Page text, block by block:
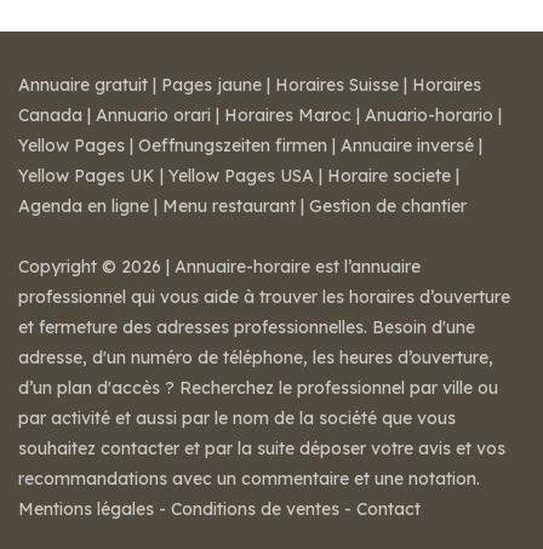
Annuaire gratuit | Pages jaune | Horaires Suisse | Horaires
Canada | Annuario orari | Horaires Maroc | Anuario-horario |
Yellow Pages | Oeffnungszeiten firmen | Annuaire inversé |
Yellow Pages UK | Yellow Pages USA | Horaire societe |
Agenda en ligne | Menu restaurant | Gestion de chantier
Copyright © 2026 | Annuaire-horaire est l’annuaire
professionnel qui vous aide à trouver les horaires d’ouverture
et fermeture des adresses professionnelles. Besoin d'une
adresse, d'un numéro de téléphone, les heures d’ouverture,
d’un plan d'accès ? Recherchez le professionnel par ville ou
par activité et aussi par le nom de la société que vous
souhaitez contacter et par la suite déposer votre avis et vos
recommandations avec un commentaire et une notation.
Mentions légales - Conditions de ventes - Contact